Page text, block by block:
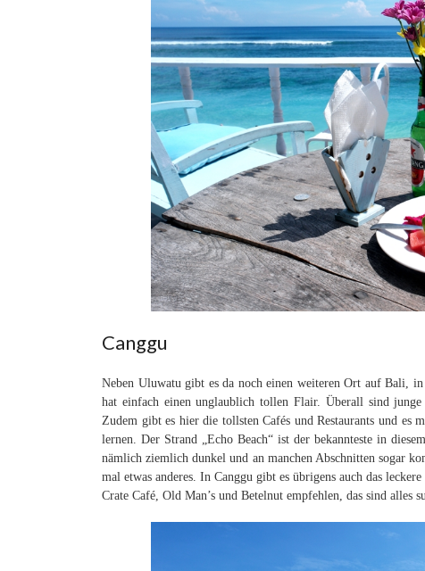
Canggu
Neben Uluwatu gibt es da noch einen weiteren Ort auf Bali,
hat einfach einen unglaublich tollen Flair. Überall sind
Zudem gibt es hier die tollsten Cafés und Restaurants und es
lernen. Der Strand „Echo Beach“ ist der bekannteste in
nämlich ziemlich dunkel und an manchen Abschnitten sogar
mal etwas anderes. In Canggu gibt es übrigens auch das
Crate Café, Old Man’s und Betelnut empfehlen, das sind alles